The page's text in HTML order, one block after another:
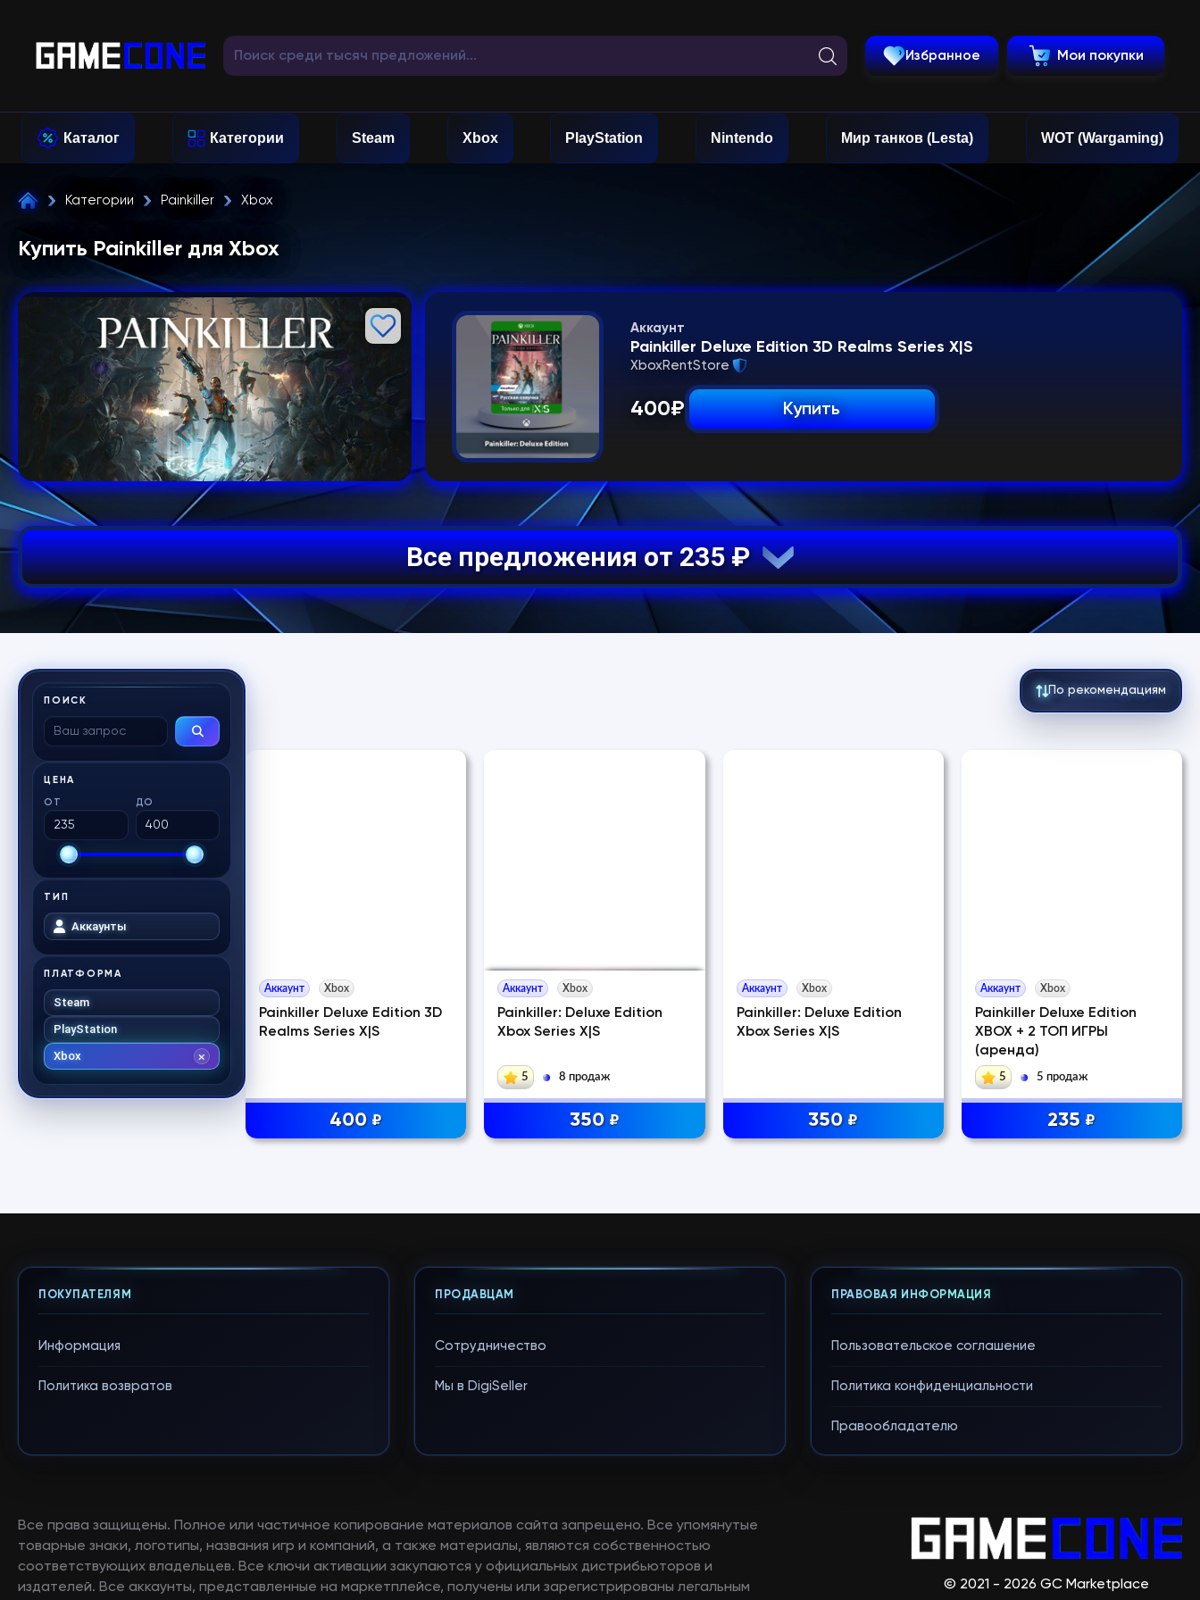
Избранное Мои покупки
Каталог Категории Steam Xbox PlayStation Nintendo Мир танков (Lesta) WOT (Wargaming)
Категории Painkiller Xbox
Купить Painkiller для Xbox
Аккаунт
Painkiller Deluxe Edition 3D Realms Series X|S
XboxRentStore
400₽ Купить
Все предложения от 235 ₽
ПОИСК
ЦЕНА
ОТ ДО
ТИП
Аккаунты
ПЛАТФОРМА
Steam
PlayStation
Xbox
По рекомендациям
Аккаунт Xbox
Painkiller Deluxe Edition 3D
Realms Series X|S
400 ₽
Аккаунт Xbox
Painkiller: Deluxe Edition
Xbox Series X|S
5 8 продаж
350 ₽
Аккаунт Xbox
Painkiller: Deluxe Edition
Xbox Series X|S
350 ₽
Аккаунт Xbox
Painkiller Deluxe Edition
XBOX + 2 ТОП ИГРЫ
(аренда)
5 5 продаж
235 ₽
ПОКУПАТЕЛЯМ
Информация
Политика возвратов
ПРОДАВЦАМ
Сотрудничество
Мы в DigiSeller
ПРАВОВАЯ ИНФОРМАЦИЯ
Пользовательское соглашение
Политика конфиденциальности
Правообладателю
Все права защищены. Полное или частичное копирование материалов сайта запрещено. Все упомянутые
товарные знаки, логотипы, названия игр и компаний, а также материалы, являются собственностью
соответствующих владельцев. Все ключи активации закупаются у официальных дистрибьюторов и
издателей. Все аккаунты, представленные на маркетплейсе, получены или зарегистрированы легальным
© 2021 - 2026 GC Marketplace